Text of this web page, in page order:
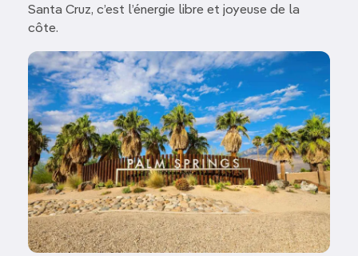
Santa Cruz, c’est l’énergie libre et joyeuse de la
côte.
Image